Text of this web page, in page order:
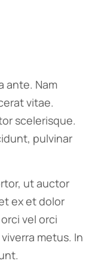
ante. Nam
vitae.
scelerisque.
pulvinar
ut auctor
ex et dolor
vel orci
metus. In